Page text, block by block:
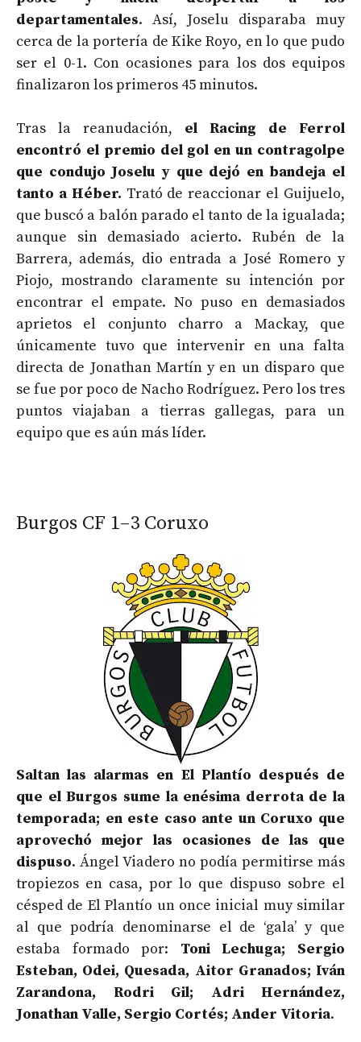
departamentales. Así, Joselu disparaba muy
cerca de la portería de Kike Royo, en lo que pudo
ser el 0-1. Con ocasiones para los dos equipos
finalizaron los primeros 45 minutos.
Tras la reanudación, el Racing de Ferrol
encontró el premio del gol en un contragolpe
que condujo Joselu y que dejó en bandeja el
tanto a Héber. Trató de reaccionar el Guijuelo,
que buscó a balón parado el tanto de la igualada;
aunque sin demasiado acierto. Rubén de la
Barrera, además, dio entrada a José Romero y
Piojo, mostrando claramente su intención por
encontrar el empate. No puso en demasiados
aprietos el conjunto charro a Mackay, que
únicamente tuvo que intervenir en una falta
directa de Jonathan Martín y en un disparo que
se fue por poco de Nacho Rodríguez. Pero los tres
puntos viajaban a tierras gallegas, para un
equipo que es aún más líder.
Burgos CF 1–3 Coruxo
Saltan las alarmas en El Plantío después de
que el Burgos sume la enésima derrota de la
temporada; en este caso ante un Coruxo que
aprovechó mejor las ocasiones de las que
dispuso. Ángel Viadero no podía permitirse más
tropiezos en casa, por lo que dispuso sobre el
césped de El Plantío un once inicial muy similar
al que podría denominarse el de ‘gala’ y que
estaba formado por: Toni Lechuga; Sergio
Esteban, Odei, Quesada, Aitor Granados; Iván
Zarandona, Rodri Gil; Adri Hernández,
Jonathan Valle, Sergio Cortés; Ander Vitoria.